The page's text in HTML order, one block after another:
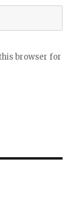
browser for